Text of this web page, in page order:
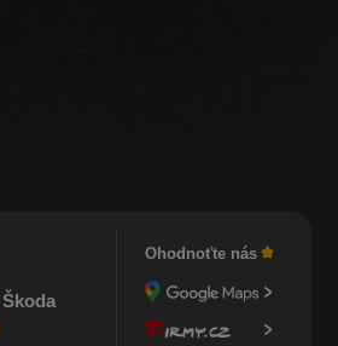
Ohodnoťte nás